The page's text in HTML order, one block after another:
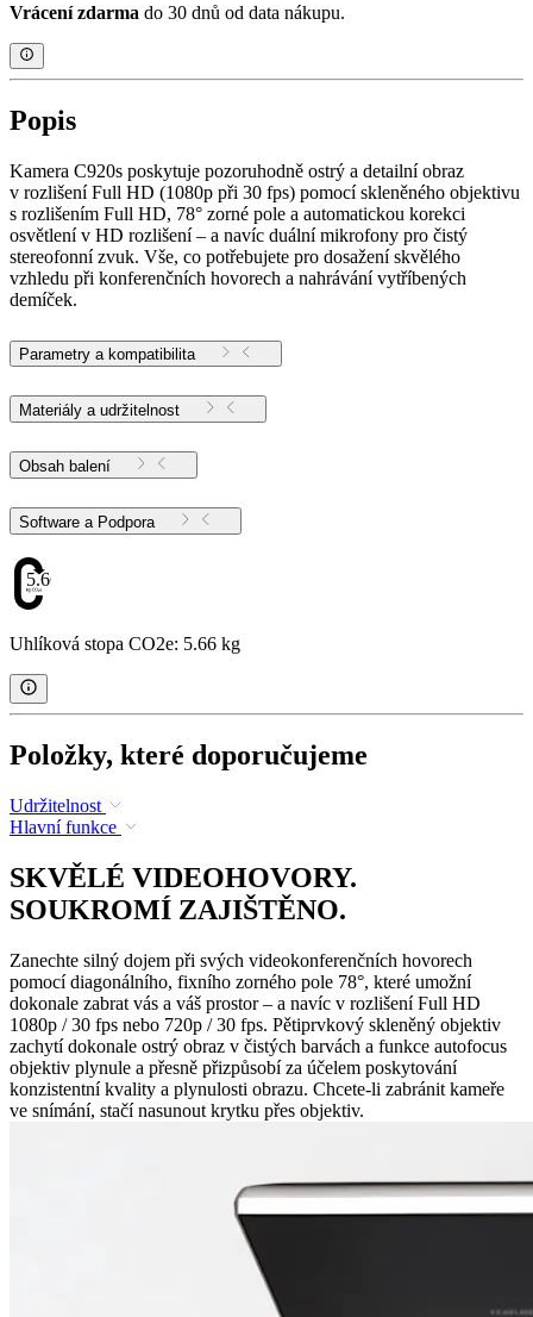
Vrácení zdarma do 30 dnů od data nákupu.
Popis
Kamera C920s poskytuje pozoruhodně ostrý a detailní obraz
v rozlišení Full HD (1080p při 30 fps) pomocí skleněného objektivu
s rozlišením Full HD, 78° zorné pole a automatickou korekci
osvětlení v HD rozlišení – a navíc duální mikrofony pro čistý
stereofonní zvuk. Vše, co potřebujete pro dosažení skvělého
vzhledu při konferenčních hovorech a nahrávání vytříbených
demíček.
Parametry a kompatibilita
Materiály a udržitelnost
Obsah balení
Software a Podpora
5.66
Uhlíková stopa CO2e: 5.66 kg
Položky, které doporučujeme
Udržitelnost
Hlavní funkce
SKVĚLÉ VIDEOHOVORY.
SOUKROMÍ ZAJIŠTĚNO.
Zanechte silný dojem při svých videokonferenčních hovorech
pomocí diagonálního, fixního zorného pole 78°, které umožní
dokonale zabrat vás a váš prostor – a navíc v rozlišení Full HD
1080p / 30 fps nebo 720p / 30 fps. Pětiprvkový skleněný objektiv
zachytí dokonale ostrý obraz v čistých barvách a funkce autofocus
objektiv plynule a přesně přizpůsobí za účelem poskytování
konzistentní kvality a plynulosti obrazu. Chcete-li zabránit kameře
ve snímání, stačí nasunout krytku přes objektiv.